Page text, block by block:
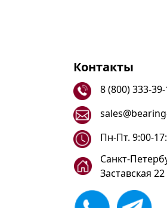
Контакты
8 (800) 333-
Санкт-
Заставская 22
Пн-Пт. 9:00-